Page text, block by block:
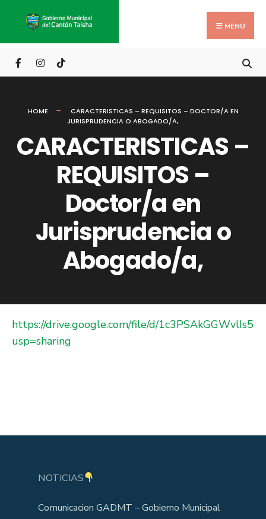
content
MENU
HOME
CARACTERISTICAS – REQUISITOS – DOCTOR/A EN
JURISPRUDENCIA O ABOGADO/A,
CARACTERISTICAS –
REQUISITOS –
Doctor/a en
Jurisprudencia o
Abogado/a,
https://drive.google.com/file/d/
usp=sharing
NOTICIAS
Comunicacion GADMT – Gobierno Municipal
for: